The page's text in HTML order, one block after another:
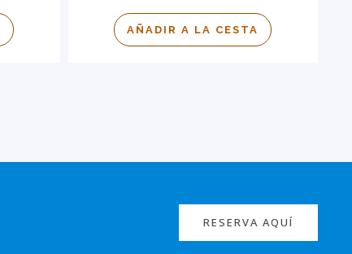
5
AÑADIR A LA CESTA
RESERVA AQUÍ